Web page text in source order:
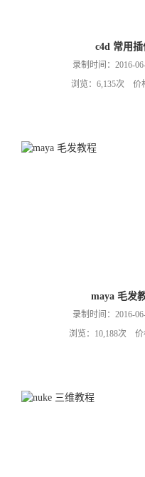
c4d 常用插
录制时间：2016-
浏览：6,135次 价
maya 毛发
录制时间：2016-
浏览：10,188次 价